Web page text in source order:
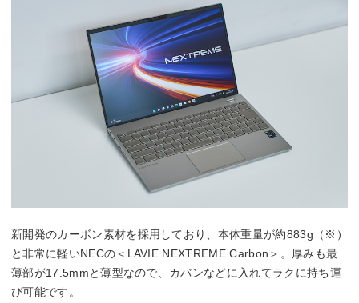
新開発のカーボン素材を採用しており、本体重量が約883g（※）
と非常に軽いNECの＜LAVIE NEXTREME Carbon＞。厚みも最
薄部が17.5mmと薄型なので、カバンなどに入れてラクに持ち運
び可能です。